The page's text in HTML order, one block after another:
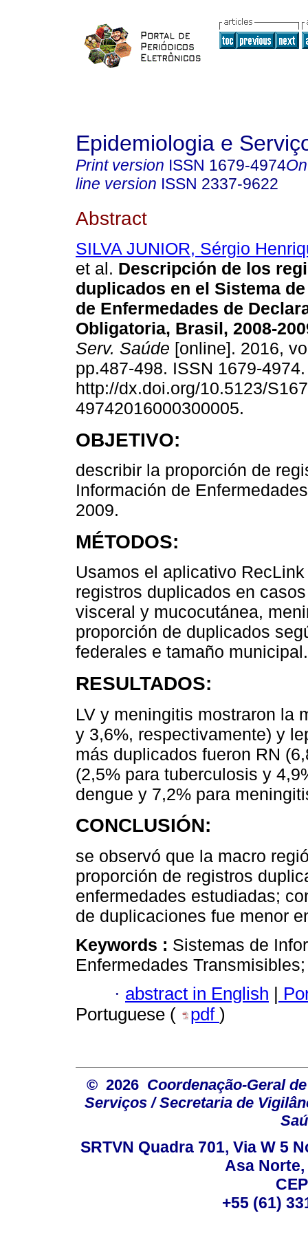
Epidemiologia e
Print version ISSN 1679-4974
line version ISSN 2337-9622
Abstract
SILVA JUNIOR, Sérgio
et al. Descripción de los
duplicados en el Sistema
de Enfermedades de
Obligatoria, Brasil, 2008-
Serv. Saúde [online]. 2016,
pp.487-498. ISSN 1679-
http://dx.doi.org/10.5123/
49742016000300005.
OBJETIVO:
describir la proporción de
Información de
2009.
MÉTODOS:
Usamos el aplicativo
registros duplicados en
visceral y mucocutánea,
proporción de duplicados
federales e tamaño municipal.
RESULTADOS:
LV y meningitis mostraron la
y 3,6%, respectivamente) y
más duplicados fueron RN
(2,5% para tuberculosis y
dengue y 7,2% para
CONCLUSIÓN:
se observó que la macro
proporción de registros
enfermedades estudiadas;
de duplicaciones fue menor
Keywords : Sistemas de
Enfermedades
· abstract in English
Portuguese (
pdf )
© 2026 Coordenação-Geral
Serviços / Secretaria de
SRTVN Quadra 701, Via W 5
Asa
+55 (61)